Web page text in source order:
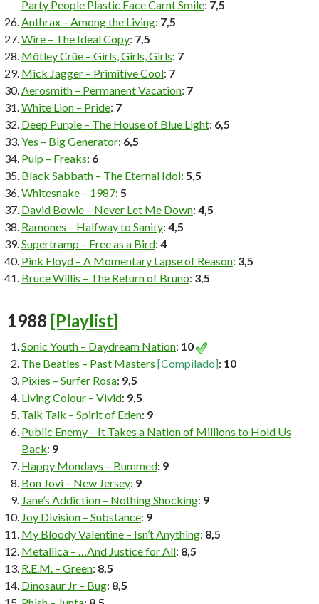
Party People Plastic Face Carnt Smile: 7,5
Anthrax – Among the Living: 7,5
Wire – The Ideal Copy: 7,5
Mötley Crüe – Girls, Girls, Girls: 7
Mick Jagger – Primitive Cool: 7
Aerosmith – Permanent Vacation: 7
White Lion – Pride: 7
Deep Purple – The House of Blue Light: 6,5
Yes – Big Generator: 6,5
Pulp – Freaks: 6
Black Sabbath – The Eternal Idol: 5,5
Whitesnake – 1987: 5
David Bowie – Never Let Me Down: 4,5
Ramones – Halfway to Sanity: 4,5
Supertramp – Free as a Bird: 4
Pink Floyd – A Momentary Lapse of Reason: 3,5
Bruce Willis – The Return of Bruno: 3,5
1988 [Playlist]
Sonic Youth – Daydream Nation: 10
The Beatles – Past Masters [Compilado]: 10
Pixies – Surfer Rosa: 9,5
Living Colour – Vivid: 9,5
Talk Talk – Spirit of Eden: 9
Public Enemy – It Takes a Nation of Millions to Hold Us
Back: 9
Happy Mondays – Bummed: 9
Bon Jovi – New Jersey: 9
Jane’s Addiction – Nothing Shocking: 9
Joy Division – Substance: 9
My Bloody Valentine – Isn’t Anything: 8,5
Metallica – …And Justice for All: 8,5
R.E.M. – Green: 8,5
Dinosaur Jr – Bug: 8,5